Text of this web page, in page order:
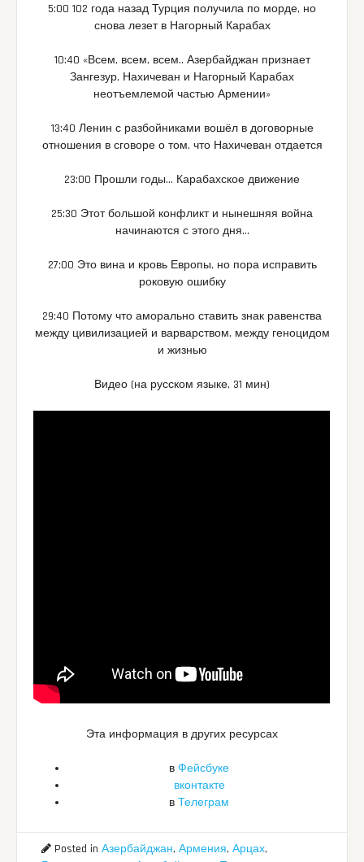
5:00 102 года назад Турция получила по морде, но
снова лезет в Нагорный Карабах
10:40 «Всем, всем, всем.. Азербайджан признает
Зангезур, Нахичеван и Нагорный Карабах
неотъемлемой частью Армении»
13:40 Ленин с разбойниками вошёл в договорные
отношения в сговоре о том, что Нахичеван отдается
23:00 Прошли годы… Карабахское движение
25:30 Этот большой конфликт и нынешняя война
начинаются с этого дня…
27:00 Это вина и кровь Европы, но пора исправить
роковую ошибку
29:40 Потому что аморально ставить знак равенства
между цивилизацией и варварством, между геноцидом
и жизнью
Видео (на русском языке, 31 мин)
Эта информация в других ресурсах
в Фейсбуке
вконтакте
в Телеграм
Posted in Азербайджан, Армения, Арцах,